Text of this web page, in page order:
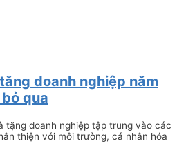
doanh nghiệp năm
qua
tặng doanh nghiệp tập trung vào các
thiện với môi trường, cá nhân hóa